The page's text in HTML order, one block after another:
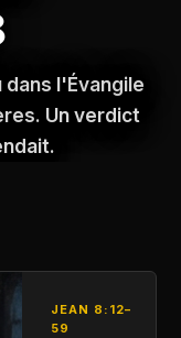
l'Évangile
Un verdict
JEAN 8:12–
59